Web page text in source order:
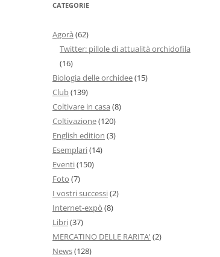
CATEGORIE
Agorà (62)
Twitter: pillole di attualità orchidofila
(16)
Biologia delle orchidee(15)
Club(139)
Coltivare in casa (8)
Coltivazione(120)
English edition (3)
Esemplari(14)
Eventi(150)
Foto (7)
I vostri successi(2)
Internet-expò (8)
Libri(37)
MERCATINO DELLE RARITA' (2)
News(128)